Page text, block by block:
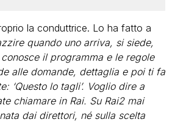
la conduttrice. Lo ha fatto a
quando uno arriva, si siede,
il programma e le regole
alle domande, dettaglia e poi ti fa
‘Questo lo tagli’. Voglio dire a
chiamare in Rai. Su Rai2 mai
dai direttori, né sulla scelta